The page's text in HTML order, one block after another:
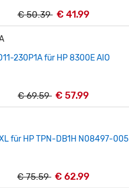
€ 50.39 € 41.99
230P1A für HP 8300E AIO
€ 69.59 € 57.99
für HP TPN-DB1H N08497-005
€ 75.59 € 62.99